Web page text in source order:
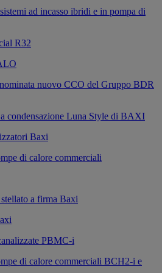
ad incasso ibridi e in pompa di
R32
nuovo CCO del Gruppo BDR
condensazione Luna Style di BAXI
Baxi
di calore commerciali
a firma Baxi
PBMC-i
di calore commerciali BCH2-i e